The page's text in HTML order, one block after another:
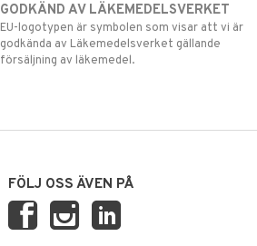
GODKÄND AV LÄKEMEDELSVERKET
EU-logotypen är symbolen som visar att vi är
godkända av Läkemedelsverket gällande
försäljning av läkemedel.
FÖLJ OSS ÄVEN PÅ